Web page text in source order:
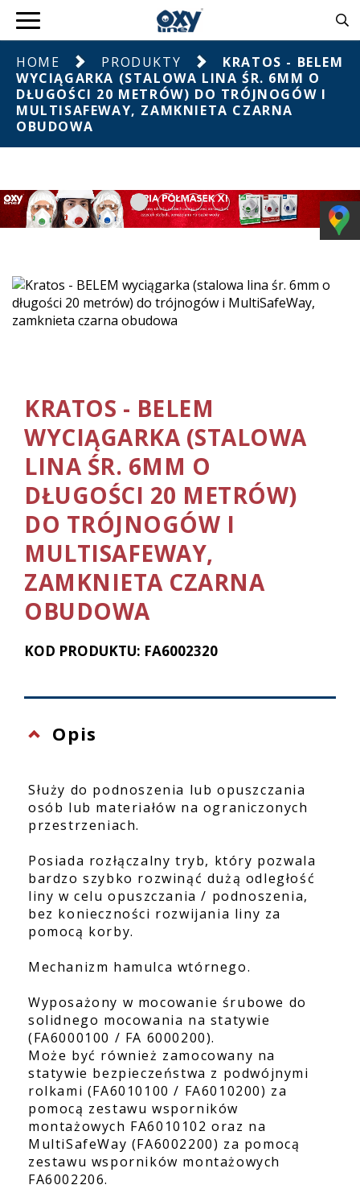
HOME PRODUKTY
KRATOS - BELEM
WYCIĄGARKA (STALOWA LINA ŚR. 6MM O
DŁUGOŚCI 20 METRÓW) DO TRÓJNOGÓW I
MULTISAFEWAY, ZAMKNIETA CZARNA
OBUDOWA
KRATOS - BELEM
WYCIĄGARKA (STALOWA
LINA ŚR. 6MM O
DŁUGOŚCI 20 METRÓW)
DO TRÓJNOGÓW I
MULTISAFEWAY,
ZAMKNIETA CZARNA
OBUDOWA
KOD PRODUKTU: FA6002320
Opis
Służy do podnoszenia lub opuszczania
osób lub materiałów na ograniczonych
przestrzeniach.
Posiada rozłączalny tryb, który pozwala
bardzo szybko rozwinąć dużą odległość
liny w celu opuszczania / podnoszenia,
bez konieczności rozwijania liny za
pomocą korby.
Mechanizm hamulca wtórnego.
Wyposażony w mocowanie śrubowe do
solidnego mocowania na statywie
(FA6000100 / FA 6000200).
Może być również zamocowany na
statywie bezpieczeństwa z podwójnymi
rolkami (FA6010100 / FA6010200) za
pomocą zestawu wsporników
montażowych FA6010102 oraz na
MultiSafeWay (FA6002200) za pomocą
zestawu wsporników montażowych
FA6002206.